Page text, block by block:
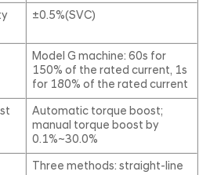
±0.5%(SVC)
Model G machine: 60s for
150% of the rated current, 1s
for 180% of the rated current
Automatic torque boost;
manual torque boost by
0.1%~30.0%
Three methods: straight-line